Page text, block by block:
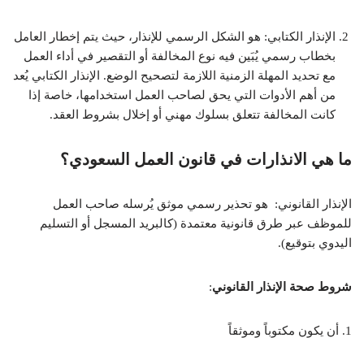
الإنذار الكتابي: هو الشكل الرسمي للإنذار، حيث يتم إخطار العامل
بخطاب رسمي يُبَين فيه نوع المخالفة أو التقصير في أداء العمل
مع تحديد المهلة الزمنية اللازمة لتصحيح الوضع. الإنذار الكتابي يُعد
من أهم الأدوات التي يحق لصاحب العمل استخدامها، خاصة إذا
كانت المخالفة تتعلق بسلوك مهني أو إخلال بشروط العقد.
ما هي الانذارات في قانون العمل السعودي؟
الإنذار القانوني: هو تحذير رسمي موثق يُرسله صاحب العمل
للموظف عبر طرق قانونية معتمدة (كالبريد المسجل أو التسليم
اليدوي بتوقيع).
شروط صحة الإنذار القانوني:
1. أن يكون مكتوباً وموثقاً